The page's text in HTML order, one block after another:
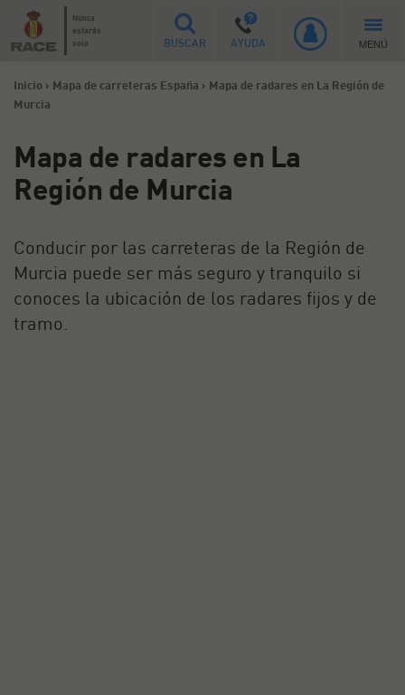
Nunca
estarás
solo
BUSCAR AYUDA MENÚ
Inicio > Mapa de carreteras España > Mapa de radares en La Región de
Murcia
Mapa de radares en La
Región de Murcia
Conducir por las carreteras de la Región de
Murcia puede ser más seguro y tranquilo si
conoces la ubicación de los radares fijos y de
tramo.